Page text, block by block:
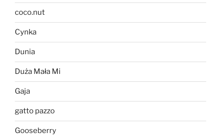
coco.nut
Cynka
Dunia
Duża Mała Mi
Gaja
gatto pazzo
Gooseberry